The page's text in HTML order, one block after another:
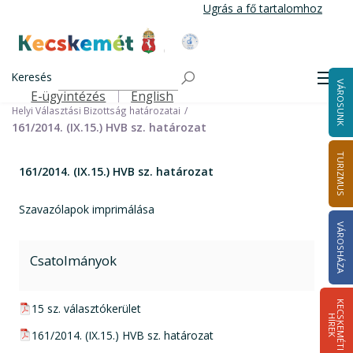
tartalomra
Ugrás a fő tartalomhoz
Kecskemét Város Honlapja
Keresés
Felső navigáció
E-ügyintézés English VÁROSUNK
TURIZMUS
VÁROSHÁZA
K
E
C
S
K
E
M
É
T
I
HÍ
R
E
K
Választási információk
Helyi önkormányzati képviselők és polgármester választás 2014
Helyi Választási Bizottság ülései, határozatai
Helyi Választási Bizottság határozatai
161/2014. (IX.15.) HVB sz. határozat
161/2014. (IX.15.) HVB sz. határozat
Szavazólapok imprimálása
Csatolmányok
pdf csatolmány:
15 sz. választókerület
pdf csatolmány:
161/2014. (IX.15.) HVB sz. határozat